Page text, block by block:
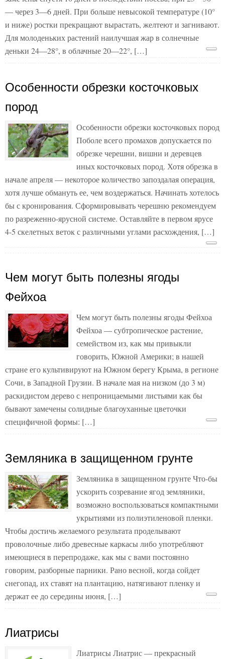
— через 3—6 дней. При больше невысокой температуре (10°
и ниже) ростки прекращают вырастать, желтеют и загнивают.
Для молоденьких растений наилучшая жар в солнечные
деньки 24—28°, в облачные 20—22°, […]
Особенности обрезки косточковых
пород
Особенности обрезки косточковых пород
Поболе всего промахов допускается по
обрезке черешни, вишни и деревцев
иных косточковых пород. Хотя обрезка в
начале апреля — некоторое количество запоздалая операция,
хотя лучше обмануть ее, чем воздержаться. Начинать хотелось
бы с кронирования. Сформировывать черешню рекомендуем
по разреженно-ярусной системе. Оставляйте в первом ярусе
4-5 скелетных веток с различными углами расхождения, […]
Чем могут быть полезны ягоды
Фейхоа
Чем могут быть полезны ягоды Фейхоа
Фейхоа — субтропическое растение,
семейством из, как мы привыкли
говорить, Южной Америки; в нашей
стране его культивируют на Южном берегу Крыма, в регионе
Сочи, в Западной Грузии. В начале мая на низком (до 3 м)
раскидистом дерево с непроницаемыми листьями как бы
бывают замечены солидные благоуханные цветочки
специфичной формы: […]
Земляника в защищенном грунте
Земляника в защищенном грунте Что-бы
ускорить созревание ягод земляники,
возможно воспользоваться компактными
укрытиями из полиэтиленовой пленки.
Чтобы достичь желаемого результата проделывают
проволочные либо древесные каркасы либо употребляют
имеющиеся в перепродаже, как мы с вами постоянно
говорим, разборные парники. Рано весной, когда сойдет
cнегопад, их ставят на плантацию, натягивают пленку и
держат ее до середины июня, […]
Лиатрисы
Лиатрисы Лиатрис — прекрасный